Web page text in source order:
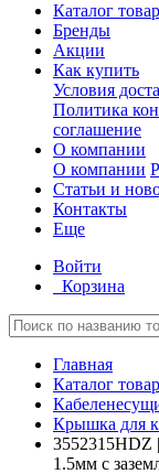
Каталог
Бренды
Акции
Как купить
Условия
Политика
соглашение
О компании
О компании
Статьи и
Контакты
Еще
Войти
Корзина
Главная
Каталог
Крышка для
3552315HDZ
1.5мм с